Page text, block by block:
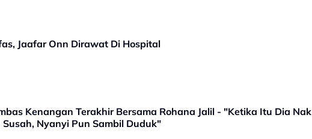
Jaafar Onn Dirawat Di Hospital
Kenangan Terakhir Bersama Rohana Jalil - "Ketika Itu Dia Nak
Nyanyi Pun Sambil Duduk"